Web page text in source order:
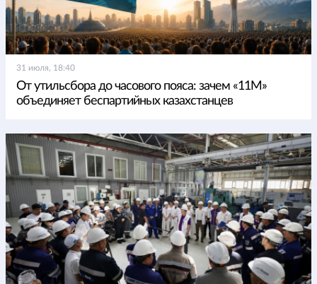
31 июля, 18:40
От утильсбора до часового пояса: зачем «11М»
объединяет беспартийных казахстанцев